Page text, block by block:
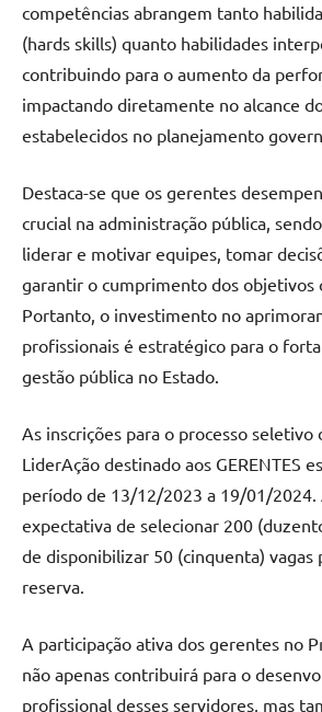
competências abrangem tanto
(hards skills) quanto habilidades
contribuindo para o aumento da
impactando diretamente no alcance
estabelecidos no planejamento
Destaca-se que os gerentes
crucial na administração pública,
liderar e motivar equipes, tomar
garantir o cumprimento dos objetivos
Portanto, o investimento no
profissionais é estratégico para o
gestão pública no Estado.
As inscrições para o processo seletivo
LiderAção destinado aos GERENTES
período de 13/12/2023 a 19/01/2024.
expectativa de selecionar 200
de disponibilizar 50 (cinquenta) vagas
reserva.
A participação ativa dos gerentes no
não apenas contribuirá para o
profissional desses servidores, mas